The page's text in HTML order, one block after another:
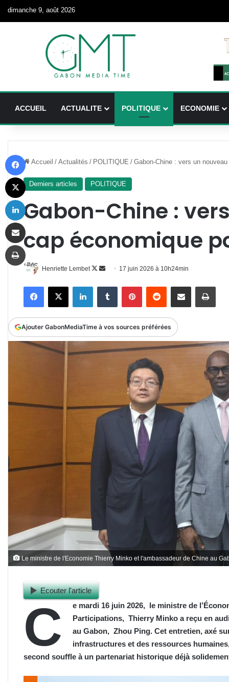
dimanche 9, août 2026
ACCUEIL ACTUALITE POLITIQUE ECONOMIE
Accueil / Actualités / POLITIQUE / Gabon-Chine : vers un
Derniers articles POLITIQUE
Gabon-Chine :
cap économique
Henriette Lembet
Follow
Envoyer
courriel
17 juin 2026 à 10h24min
FacebookX LinkedinTumblr PinterestReddit Partager par email
Ajouter GabonMediaTime à vos sources préférées
Le ministre de l'Economie Thierry Minko et l'ambassadeur de Chine au
Ecouter l'article
C
e mardi 16 juin 2026, le ministre de
Participations, Thierry Minko a reçu en
au Gabon, Zhou Ping. Cet entretien, axé
infrastructures et des ressources
second souffle à un partenariat historique déjà
X
Imprimer